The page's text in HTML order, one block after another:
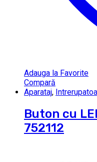
Adauga la Favorite
Compară
Aparataj,
Buton cu
752112